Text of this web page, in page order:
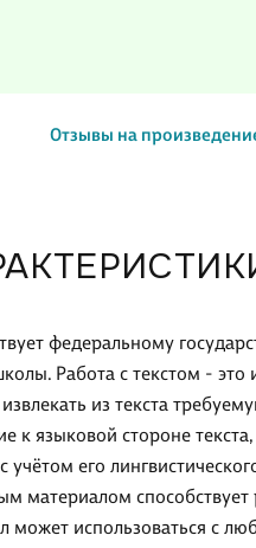
федеральному
Работа с текстом -
из текста
к языковой стороне
его
материалом
может использоваться с
Отзывы на